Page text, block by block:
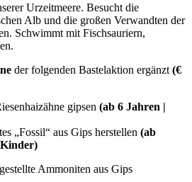
Urzeitmeere. Besucht die
Alb und die großen Verwandten der
Schwimmt mit Fischsauriern,
der folgenden Bastelaktion ergänzt (€
gipsen (ab 6 Jahren |
„Fossil“ aus Gips herstellen (ab